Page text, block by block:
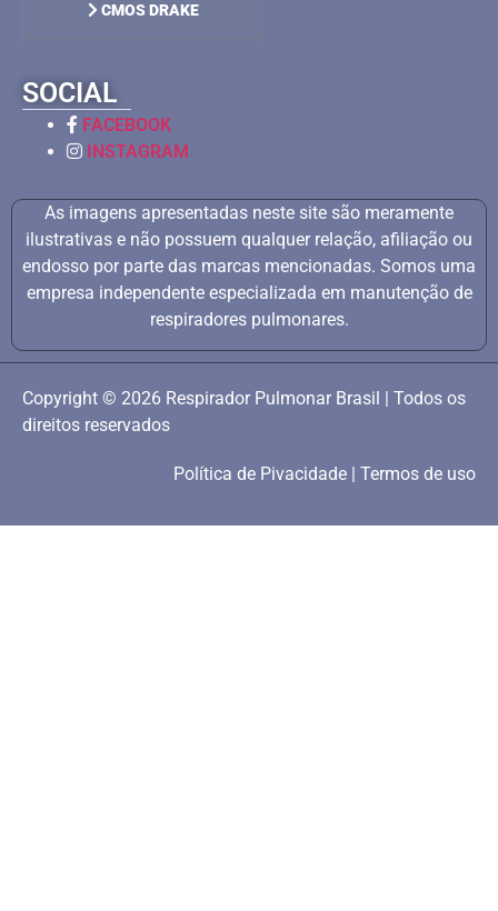
CMOS DRAKE
SOCIAL
FACEBOOK
INSTAGRAM
As imagens apresentadas neste site são meramente
ilustrativas e não possuem qualquer relação, afiliação ou
endosso por parte das marcas mencionadas. Somos uma
empresa independente especializada em manutenção de
respiradores pulmonares.
Copyright © 2026 Respirador Pulmonar Brasil | Todos os
direitos reservados
Política de Pivacidade | Termos de uso